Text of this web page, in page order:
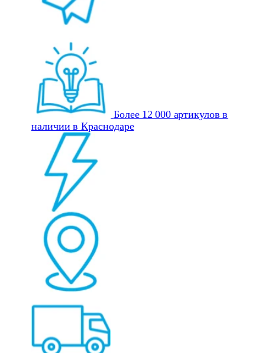
Более 12 000 артикулов в
наличии в Краснодаре